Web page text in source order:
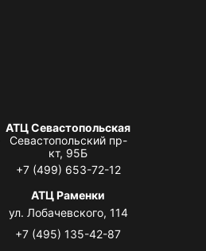
АТЦ Севастопольская
Севастопольский пр-
кт, 95Б
+7 (499) 653-72-12
АТЦ Раменки
ул. Лобачевского, 114
+7 (495) 135-42-87